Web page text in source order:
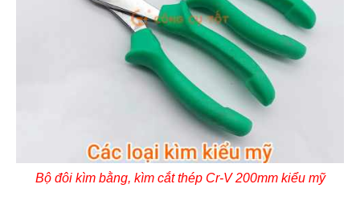
Bộ đôi kìm bằng, kìm cắt thép Cr-V 200mm kiểu mỹ